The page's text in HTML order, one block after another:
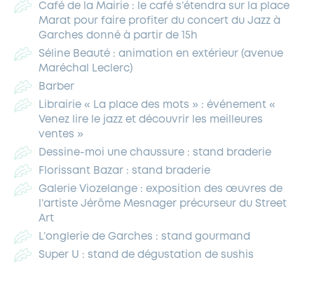
Café de la Mairie : le café s’étendra sur la place
Marat pour faire profiter du concert du Jazz à
Garches donné à partir de 15h
Séline Beauté : animation en extérieur (avenue
Maréchal Leclerc)
Barber
Librairie « La place des mots » : événement «
Venez lire le jazz et découvrir les meilleures
ventes »
Dessine-moi une chaussure : stand braderie
Florissant Bazar : stand braderie
Galerie Viozelange : exposition des œuvres de
l’artiste Jérôme Mesnager précurseur du Street
Art
L’onglerie de Garches : stand gourmand
Super U : stand de dégustation de sushis